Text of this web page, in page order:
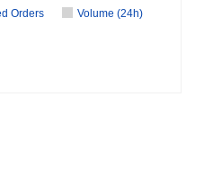
Orders
Volume (24h)